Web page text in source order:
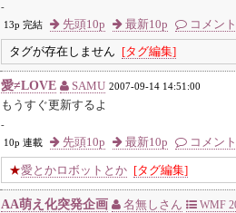
-
13p 完結
先頭10p 最新10p コメント
タグが存在しません [タグ編集]
愛≠LOVE SAMU 2007-09-14 14:51:00
もうすぐ更新するよ
-
10p 連載
先頭10p 最新10p コメント
★愛とかロボットとか [タグ編集]
AA萌え化突発企画 名無しさん
WMF